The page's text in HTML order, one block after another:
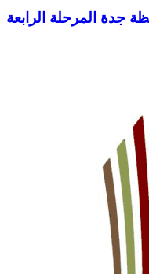
جدة المرحلة الرابعة